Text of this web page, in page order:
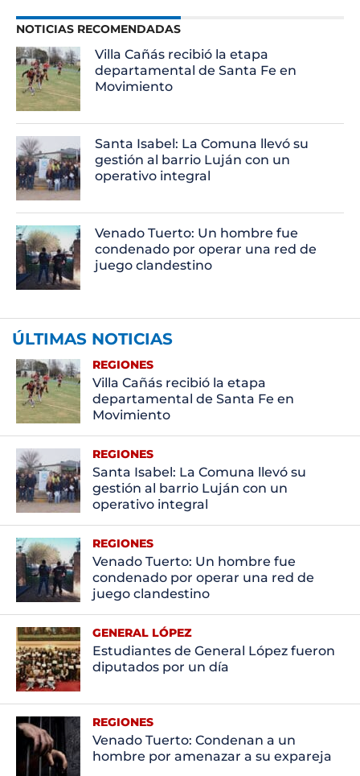
NOTICIAS RECOMENDADAS
Villa Cañás recibió la etapa
departamental de Santa Fe en
Movimiento
Santa Isabel: La Comuna llevó su
gestión al barrio Luján con un
operativo integral
Venado Tuerto: Un hombre fue
condenado por operar una red de
juego clandestino
ÚLTIMAS NOTICIAS
REGIONES
Villa Cañás recibió la etapa
departamental de Santa Fe en
Movimiento
REGIONES
Santa Isabel: La Comuna llevó su
gestión al barrio Luján con un
operativo integral
REGIONES
Venado Tuerto: Un hombre fue
condenado por operar una red de
juego clandestino
GENERAL LÓPEZ
Estudiantes de General López fueron
diputados por un día
REGIONES
Venado Tuerto: Condenan a un
hombre por amenazar a su expareja